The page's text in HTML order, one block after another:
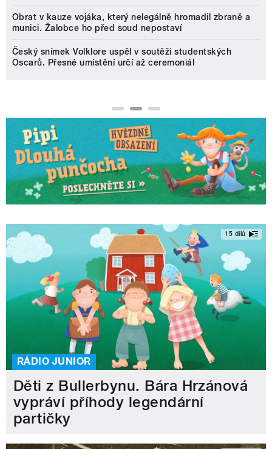
Obrat v kauze vojáka, který nelegálně hromadil zbraně a
munici. Žalobce ho před soud nepostaví
Český snímek Volklore uspěl v soutěži studentských
Oscarů. Přesné umístění určí až ceremoniál
15 dílů
RÁDIO JUNIOR
Děti z Bullerbynu. Bára Hrzánová
vypráví příhody legendární
partičky